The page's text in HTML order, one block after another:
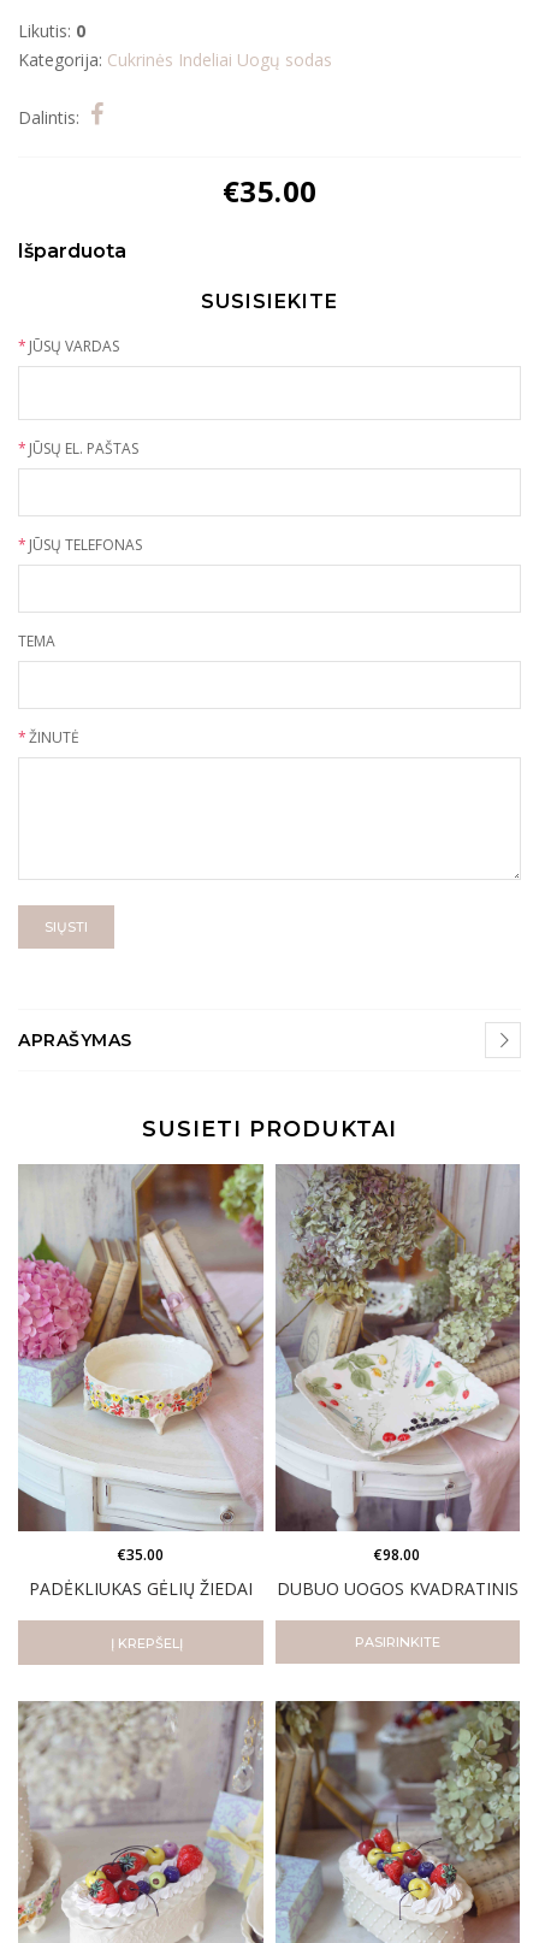
Likutis: 0
Kategorija: Cukrinės Indeliai Uogų sodas
Dalintis:
€35.00
Išparduota
SUSISIEKITE
* JŪSŲ VARDAS
* JŪSŲ EL. PAŠTAS
* JŪSŲ TELEFONAS
TEMA
*ŽINUTĖ
SIŲSTI
APRAŠYMAS
SUSIETI PRODUKTAI
PADĖKLIUKAS GĖLIŲ ŽIEDAI
€35.00
Į KREPŠELĮ
DUBUO UOGOS KVADRATINIS
€98.00
PASIRINKITE